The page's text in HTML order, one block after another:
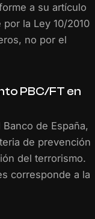
a su artículo
la Ley 10/2010
no por el
PBC/FT en
de España,
de prevención
del terrorismo.
corresponde a la